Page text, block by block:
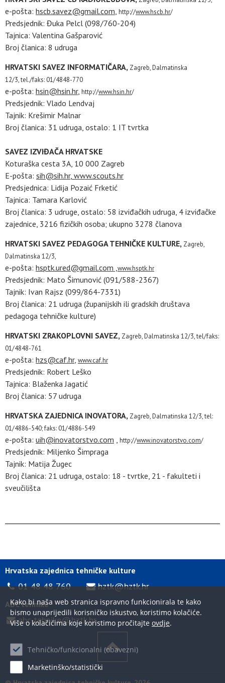
e-pošta: hscb.savez@gmail.com, http://www.hscb.hr/
Predsjednik: Đuka Pelcl (098/760-204)
Tajnica: Valentina Gašparović
Broj članica: 8 udruga
HRVATSKI SAVEZ INFORMATIČARA, Zagreb, Dalmatinska
12/3,tel./faks: 01/4848-770
e-pošta: hsin@hsin.hr, http://www.hsin.hr/
Predsjednik: Vlado Lendvaj
Tajnik: Krešimir Malnar
Broj članica: 31 udruga, ostalo: 1 IT tvrtka
SAVEZ IZVIĐAČA HRVATSKE
Koturaška cesta 3A, 10 000 Zagreb
E-pošta: sih@sih.hr, www.scouts.hr
Predsjednica: Lidija Pozaić Frketić
Tajnica: Tamara Karlović
Broj članica: 3 udruge, ostalo: 58 izviđačkih udruga, 4 izviđačke
zajednice, 3216 fizičkih osoba; ukupno 3278 članova
HRVATSKI SAVEZ PEDAGOGA TEHNIČKE KULTURE, Zagreb,
Dalmatinska 12/3,
e-pošta: hsptk.ured@gmail.com ,www.hsptk.hr
Predsjednik: Mato Šimunović (091/588-2367)
Tajnik: Ivan Rajsz (099/864-7331)
Broj članica: 21 udruga (županijskih ili gradskih društava
pedagoga tehničke kulture)
HRVATSKI ZRAKOPLOVNI SAVEZ, Zagreb, Dalmatinska 12/3,tel/faks:
01/4848-761
e-pošta: hzs@caf.hr, www.caf.hr
Predsjednik: Robert Leško
Tajnica: Blaženka Jagatić
Broj članica: 57 udruga
HRVATSKA ZAJEDNICA INOVATORA, Zagreb, Dalmatinska 12/3,tel:
01/4886-540; faks: 01/4886-549
e-pošta: uih@inovatorstvo.com , http://www.inovatorstvo.com/
Predsjednik: Miljenko Šimpraga
Tajnik: Matija Žugec
Broj članica: 21 udruga, ostalo: 18 - tvrtke, 21 - fakulteti i
sveučilišta
Hrvatska zajednica tehničke kulture
01 48 48 760 hztk@hztk.hr
ABC tehnike
abc-tehnike@hztk.hr
Kako bi naša web stranica ispravno funkcionirala te kako
bismo unaprijedili korisničko iskustvo, koristimo kolačiće.
Više o kolačićima koje koristimo pročitajte ovdje.
Tehničko/funkcionalni (obavezni)
Marketinško/statistički